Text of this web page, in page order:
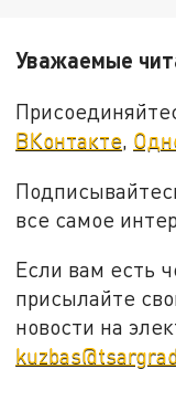
Уважаемые
ВКонтакте,
все самое
Если вам есть
присылайте
новости на